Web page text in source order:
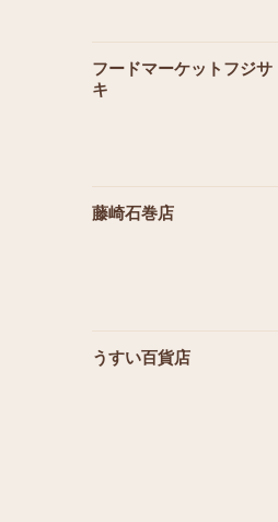
フードマーケットフジサ
キ
藤崎石巻店
うすい百貨店